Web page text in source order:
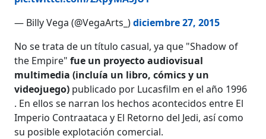
— Billy Vega (@VegaArts_)diciembre 27, 2015
No se trata de un título casual, ya que "Shadow of
the Empire"fue un proyecto audiovisual
multimedia (incluía un libro, cómics y un
videojuego) publicado por Lucasfilm en el año 1996
. En ellos se narran los hechos acontecidos entre El
Imperio Contraataca y El Retorno del Jedi, así como
su posible explotación comercial.